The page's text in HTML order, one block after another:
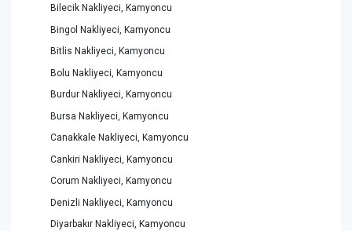
Bilecik Nakliyeci, Kamyoncu
Bingol Nakliyeci, Kamyoncu
Bitlis Nakliyeci, Kamyoncu
Bolu Nakliyeci, Kamyoncu
Burdur Nakliyeci, Kamyoncu
Bursa Nakliyeci, Kamyoncu
Canakkale Nakliyeci, Kamyoncu
Cankiri Nakliyeci, Kamyoncu
Corum Nakliyeci, Kamyoncu
Denizli Nakliyeci, Kamyoncu
Diyarbakır Nakliyeci, Kamyoncu